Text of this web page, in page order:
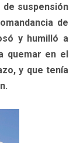
suspensión
de
y humilló a
quemar en el
y que tenía